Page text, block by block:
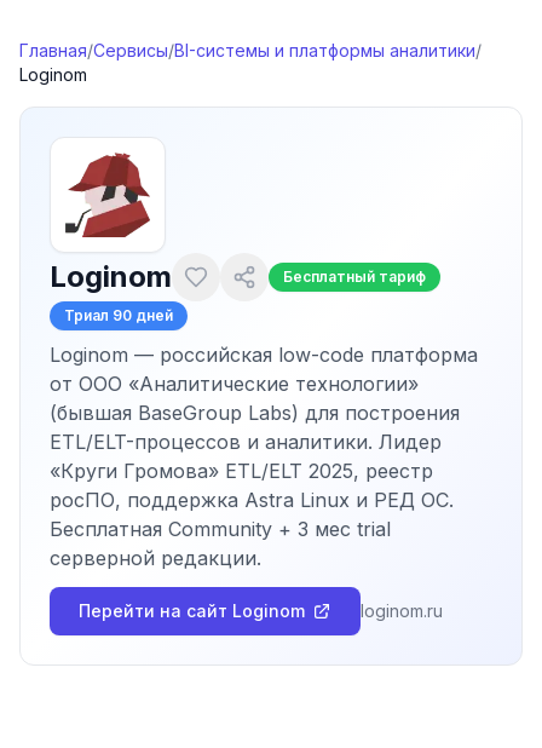
Главная/Сервисы/BI-системы и платформы аналитики/
Loginom
Loginom Бесплатный тариф
Триал 90 дней
Loginom — российская low-code платформа
от ООО «Аналитические технологии»
(бывшая BaseGroup Labs) для построения
ETL/ELT-процессов и аналитики. Лидер
«Круги Громова» ETL/ELT 2025, реестр
росПО, поддержка Astra Linux и РЕД ОС.
Бесплатная Community + 3 мес trial
серверной редакции.
Перейти на сайт Loginom loginom.ru